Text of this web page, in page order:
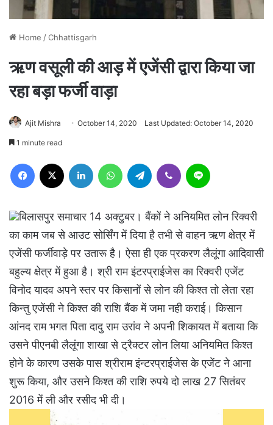
Home /Chhattisgarh
ऋण वसूली की आड़ में एजेंसी द्वारा किया जा
रहा बड़ा फर्जी वाड़ा
Ajit Mishra October 14, 2020 Last Updated: October 14, 2020
1 minute read
Facebook LinkedIn WhatsAppTelegram Viber
बिलासपुर समाचार 14 अक्टुबर। बैंकों ने अनियमित लोन रिक्वरी
का काम जब से आउट सोर्सिंग में दिया है तभी से वाहन ऋण क्षेत्र में
एजेंसी फर्जीवाड़े पर उतारू है। ऐसा ही एक प्रकरण लैलूंगा आदिवासी
बहुल्य क्षेत्र में हुआ है। श्री राम इंटरप्राईजेस का रिक्वरी एजेंट
विनोद यादव अपने स्तर पर किसानों से लोन की किश्त तो लेता रहा
किन्तु एजेंसी ने किश्त की राशि बैंक में जमा नही कराई। किसान
आंनद राम भगत पिता दादु राम उरांव ने अपनी शिकायत में बताया कि
उसने पीएनबी लैलूंगा शाखा से ट्रैक्टर लोन लिया अनियमित किश्त
होने के कारण उसके पास श्रीराम इंन्टरप्राईजेस के एजेंट ने आना
शुरू किया, और उसने किश्त की राशि रुपये दो लाख 27 सितंबर
2016 में ली और रसीद भी दी।